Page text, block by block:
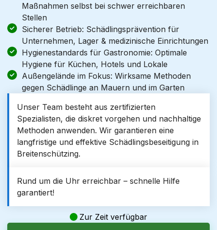
Maßnahmen selbst bei schwer erreichbaren
Stellen
Sicherer Betrieb: Schädlingsprävention für
Unternehmen, Lager & medizinische Einrichtungen
Hygienestandards für Gastronomie: Optimale
Hygiene für Küchen, Hotels und Lokale
Außengelände im Fokus: Wirksame Methoden
gegen Schädlinge an Mauern und im Garten
Unser Team besteht aus zertifizierten
Spezialisten, die diskret vorgehen und nachhaltige
Methoden anwenden. Wir garantieren eine
langfristige und effektive Schädlingsbeseitigung in
Breitenschützing.
Rund um die Uhr erreichbar – schnelle Hilfe
garantiert!
Zur Zeit verfügbar